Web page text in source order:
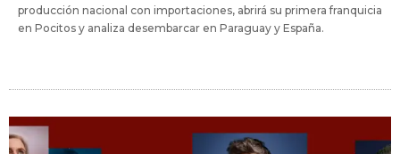
producción nacional con importaciones, abrirá su primera franquicia
en Pocitos y analiza desembarcar en Paraguay y España.